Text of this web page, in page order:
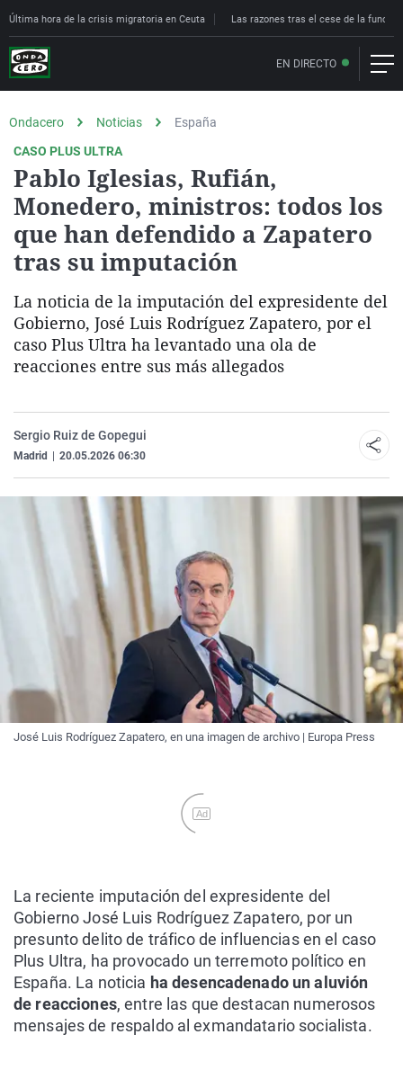
Última hora de la crisis migratoria en Ceuta Las razones tras el cese de la
EN DIRECTO
Ondacero Noticias
España
CASO PLUS ULTRA
Pablo Iglesias, Rufián,
Monedero, ministros: todos los
que han defendido a Zapatero
tras su imputación
La noticia de la imputación del expresidente del
Gobierno, José Luis Rodríguez Zapatero, por el
caso Plus Ultra ha levantado una ola de
reacciones entre sus más allegados
Sergio Ruiz de Gopegui
Madrid 20.05.2026 06:30
José Luis Rodríguez Zapatero, en una imagen de archivo | Europa Press
Ad
La reciente imputación del expresidente del
Gobierno José Luis Rodríguez Zapatero, por un
presunto delito de tráfico de influencias en el caso
Plus Ultra, ha provocado un terremoto político en
España. La noticia ha desencadenado un aluvión
de reacciones, entre las que destacan numerosos
mensajes de respaldo al exmandatario socialista.